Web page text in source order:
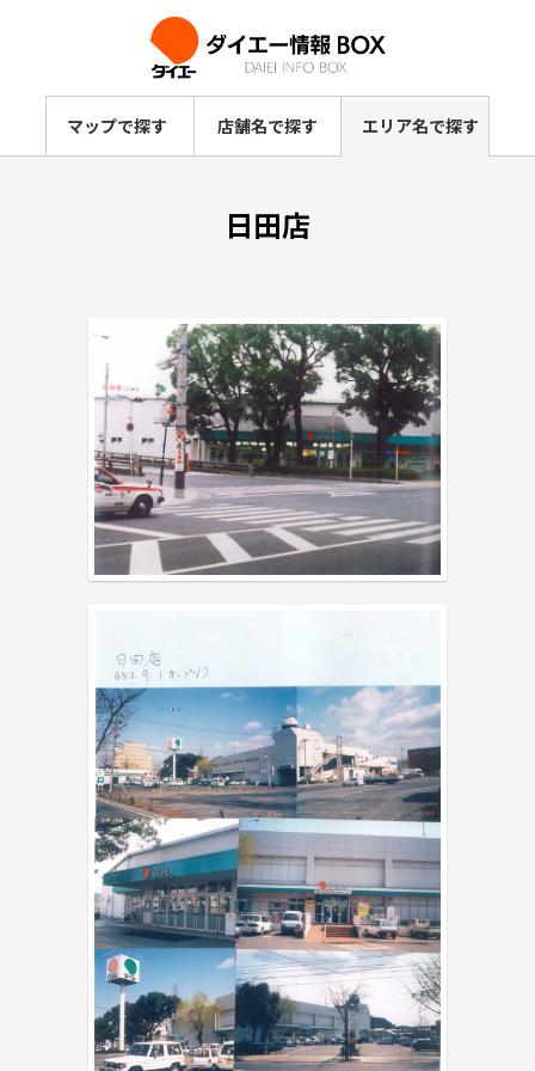
マップで探す 店舗名で探す エリア名で探す
日田店